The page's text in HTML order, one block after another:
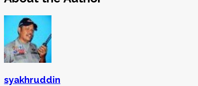
syakhruddin